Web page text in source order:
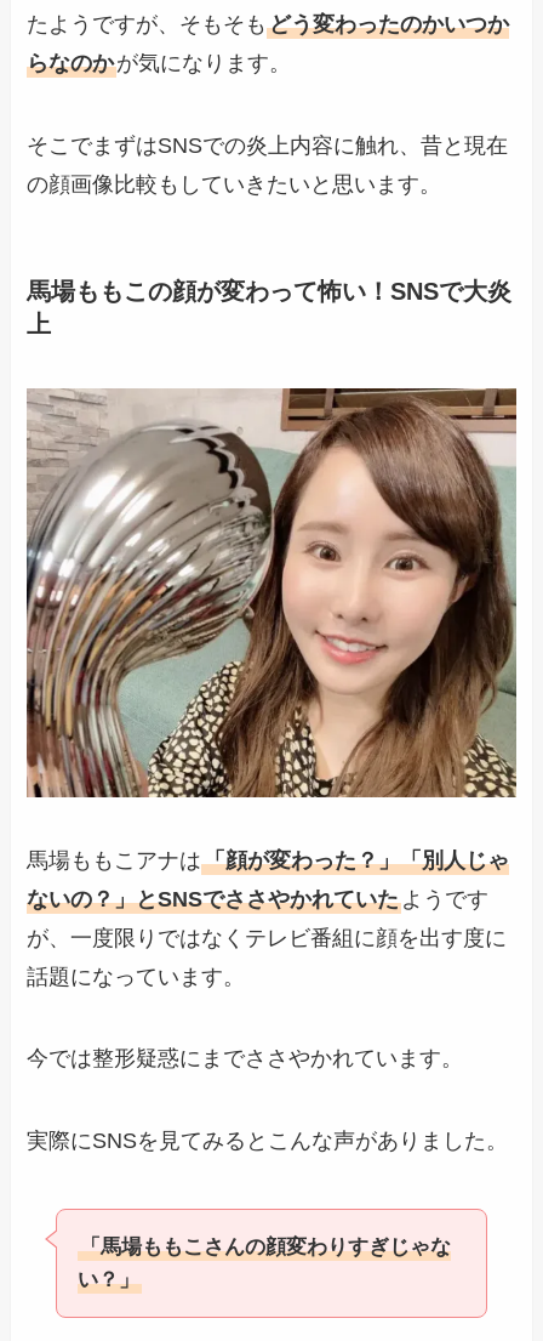
たようですが、そもそもどう変わったのかいつか
らなのかが気になります。
そこでまずはSNSでの炎上内容に触れ、昔と現在
の顔画像比較もしていきたいと思います。
馬場ももこの顔が変わって怖い！SNSで大炎
上
馬場ももこアナは「顔が変わった？」「別人じゃ
ないの？」とSNSでささやかれていたようです
が、一度限りではなくテレビ番組に顔を出す度に
話題になっています。
今では整形疑惑にまでささやかれています。
実際にSNSを見てみるとこんな声がありました。
「馬場ももこさんの顔変わりすぎじゃな
い？」